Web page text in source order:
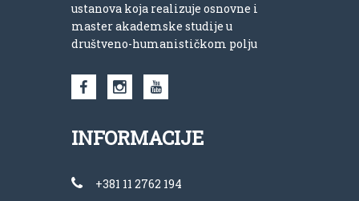
ustanova koja realizuje osnovne i
master akademske studije u
društveno-humanističkom polju
INFORMACIJE
+381 11 2762 194